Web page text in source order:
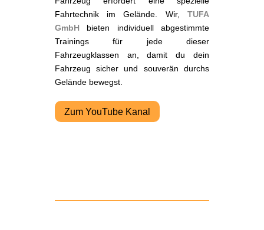
Fahrtechnik im Gelände. Wir, TUFA
GmbH bieten individuell abgestimmte
Trainings für jede dieser
Fahrzeugklassen an, damit du dein
Fahrzeug sicher und souverän durchs
Gelände bewegst.
Zum YouTube Kanal